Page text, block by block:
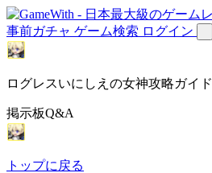
事前ガチャ ゲーム検索 ログイン
ログレスいにしえの女神攻略ガイド
掲示板Q&A
トップに戻る